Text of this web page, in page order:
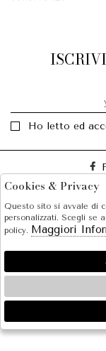
Ho letto ed
2026 SOLE S.R.L. - P.iva
🍪
Cookies & Privacy
Questo sito si avvale di
personalizzati. Scegli se
policy. Maggiori